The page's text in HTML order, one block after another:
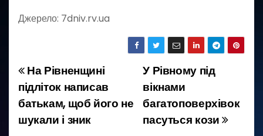
Джерело: 7dniv.rv.ua
Н
а
в
У Рівному під
вікнами
багатоповерхівок
пасуться кози
На Рівненщині
підліток написав
батькам, щоб його не
шукали і зник